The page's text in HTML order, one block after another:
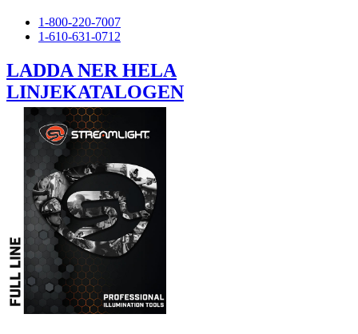
1-800-220-7007
1-610-631-0712
LADDA NER HELA
LINJEKATALOGEN